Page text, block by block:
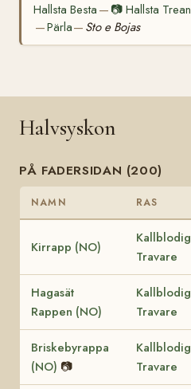
Hallsta Besta — 📷Hallsta Trean
—Pärla— Sto e Bojas
Halvsyskon
PÅ FADERSIDAN (200)
NAMN RAS
Kirrapp (NO)
Kallblodig
Travare
Hagasät
Rappen (NO)
Kallblodig
Travare
Briskebyrappa
(NO) 📷
Kallblodig
Travare